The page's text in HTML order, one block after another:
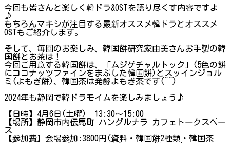
今回も皆さんと楽しく韓ドラ&OSTを語り尽くす内容ですよ
♪
もちろんマキシが注目する最新オススメ韓ドラとオススメ
OSTもご紹介します。
そして、毎回のお楽しみ、韓国餅研究家由美さんお手製の韓
国餅とお茶は！
今回ご用意する韓国餅は、「ムジゲチャルトック」(5色の餅
にココナッツファインをまぶした韓国餅)とスッインジョル
ミ(よもぎ餅)、韓国茶は発酵よもぎ茶です(⁠^⁠^⁠)
2024年も静岡で韓ドラモイムを楽しみましょう♪
【日時】4月6日(土曜) 13:30〜15:00
【場所】静岡市内伝馬町 ハングルナラ カフェトークスペー
ス
【参加費】会場参加:3800円(資料・韓国餅2種類・韓国茶